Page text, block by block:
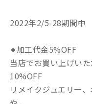
2022年2/5-28期間中
⚫︎加工代金5%OFF
当店でお買い上げい
10%OFF
リメイクジュエリー